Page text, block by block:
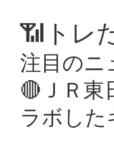
📶トレ
注目のニ
🔴ＪＲ東
ラボし